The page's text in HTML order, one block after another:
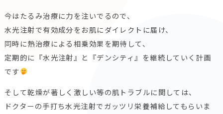
今はたるみ治療に力を注いでるので、
水光注射で有効成分をお肌にダイレクトに届け、
同時に熱治療による相乗効果を期待して、
定期的に『水光注射』と『デンシティ』を継続していく計画
です
そして乾燥が著しく激しい等の肌トラブルに関しては、
ドクターの手打ち水光注射でガッツリ栄養補給してもらいま